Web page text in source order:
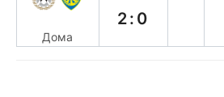
Дома
2:0